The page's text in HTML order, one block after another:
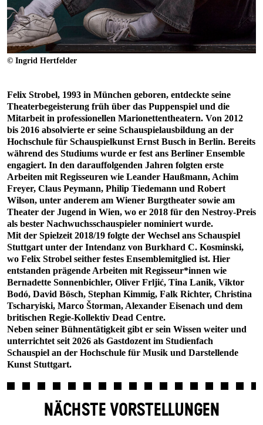
© Ingrid Hertfelder
Felix Strobel, 1993 in München geboren, entdeckte seine
Theaterbegeisterung früh über das Puppenspiel und die
Mitarbeit in professionellen Marionettentheatern. Von 2012
bis 2016 absolvierte er seine Schauspielausbildung an der
Hochschule für Schauspielkunst Ernst Busch in Berlin. Bereits
während des Studiums wurde er fest ans Berliner Ensemble
engagiert. In den darauffolgenden Jahren folgten erste
Arbeiten mit Regisseuren wie Leander Haußmann, Achim
Freyer, Claus Peymann, Philip Tiedemann und Robert
Wilson, unter anderem am Wiener Burgtheater sowie am
Theater der Jugend in Wien, wo er 2018 für den Nestroy-Preis
als bester Nachwuchsschauspieler nominiert wurde.
Mit der Spielzeit 2018/19 folgte der Wechsel ans Schauspiel
Stuttgart unter der Intendanz von Burkhard C. Kosminski,
wo Felix Strobel seither festes Ensemblemitglied ist. Hier
entstanden prägende Arbeiten mit Regisseur*innen wie
Bernadette Sonnenbichler, Oliver Frljić, Tina Lanik, Viktor
Bodó, David Bösch, Stephan Kimmig, Falk Richter, Christina
Tscharyiski, Marco Štorman, Alexander Eisenach und dem
britischen Regie-Kollektiv Dead Centre.
Neben seiner Bühnentätigkeit gibt er sein Wissen weiter und
unterrichtet seit 2026 als Gastdozent im Studienfach
Schauspiel an der Hochschule für Musik und Darstellende
Kunst Stuttgart.
NÄCHSTE VORSTELLUNGEN